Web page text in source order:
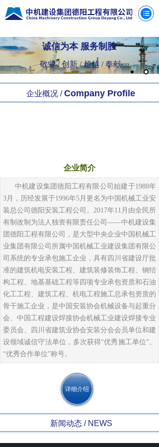
德阳安装工程公司
诚信为本 服务制胜
敬业 / 创新 / 超越 / 奉献
企业概况 /Company Profile
企业简介
中机建设集团德阳工程有限公司始建于1988年
3月，历经发展于1996年5月更名为中国机械工业安
装总公司德阳安装工程公司。2017年11月由全民所
有制改制为法人独资有限责任公司——中机建设集
团德阳工程有限公司，是大型中央企业中国机械工
业集团有限公司所属中国机械工业建设集团有限公
司系统的专业承包施工企业，具有四川省建设厅批
准的建筑机电安装工程、建筑装修装饰工程、钢结
构工程、地基基础工程等四项专业承包资质和石油
化工工程、建筑工程、机电工程施工总承包资质的
骨干施工企业，是中国安装协会机械设备与起重分
会、中国工程建设焊接协会机械工业建设焊接专业
委员会、四川省建筑业协会安装分会会员单位和建
设领域诚信守法单位，多次获得“优秀施工单位”、
“优秀合作单位”称号。
详细介绍
新闻动态 / NEWS